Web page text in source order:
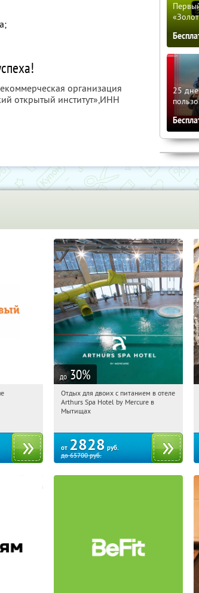
организация
открытый институт»,ИНН
25
первым!
до 30%
01:14:48
Купи первым!
Московская обл., г. Мытищи, д.
Отдых для двоих с питанием в отеле
Arthurs Spa Hotel by Mercure в
Мытищах
от 2828 руб.
до65700руб.